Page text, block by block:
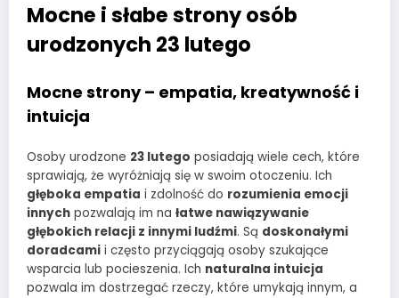
Mocne i słabe strony osób
urodzonych 23 lutego
Mocne strony – empatia, kreatywność i
intuicja
Osoby urodzone 23 lutego posiadają wiele cech, które
sprawiają, że wyróżniają się w swoim otoczeniu. Ich
głęboka empatia i zdolność do rozumienia emocji
innych pozwalają im na łatwe nawiązywanie
głębokich relacji z innymi ludźmi. Są doskonałymi
doradcami i często przyciągają osoby szukające
wsparcia lub pocieszenia. Ich naturalna intuicja
pozwala im dostrzegać rzeczy, które umykają innym, a